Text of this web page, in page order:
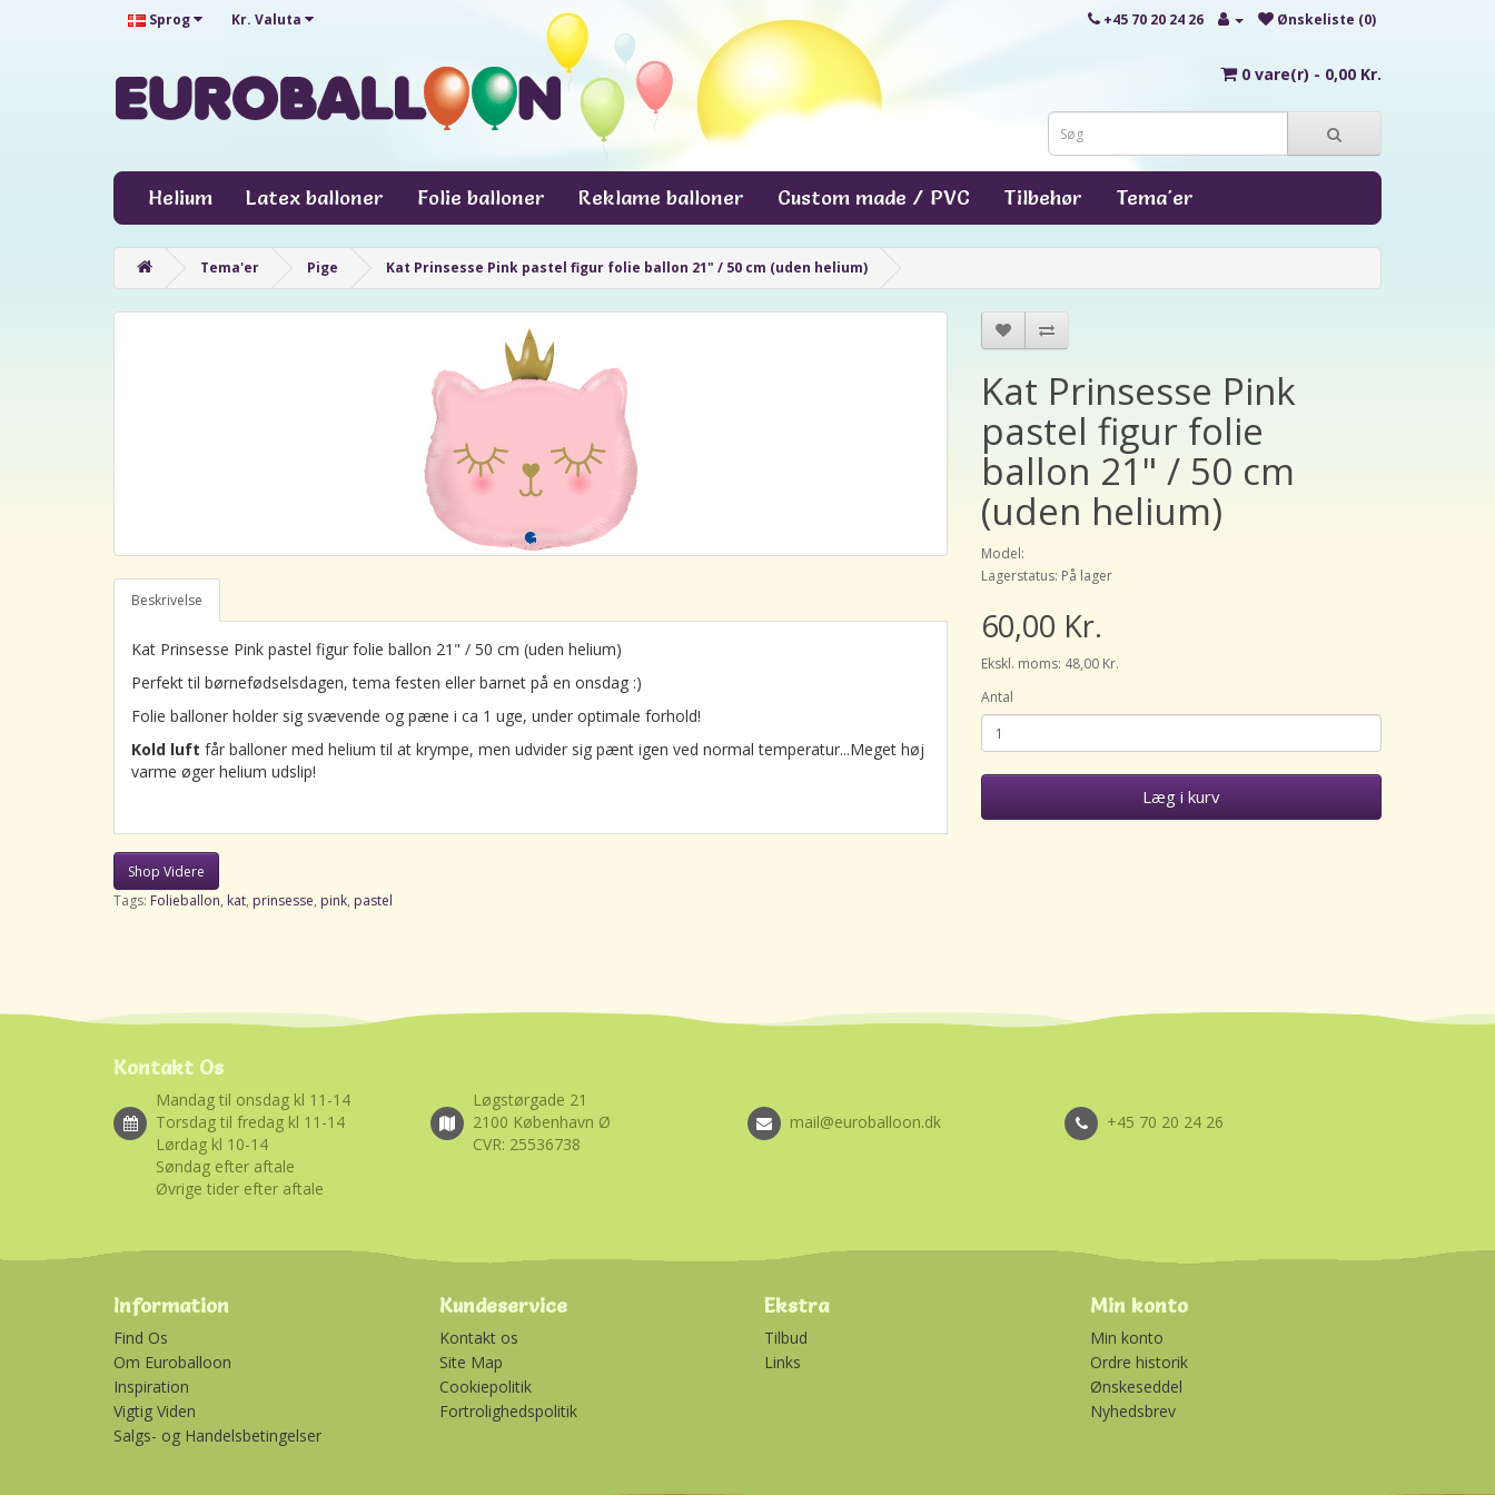
Sprog Kr. Valuta +45 70 20 24 26 Ønskeliste (0)
0 vare(r) - 0,00 Kr.
Helium Latex balloner Folie balloner Reklame balloner Custom made / PVC Tilbehør Tema'er
Tema'er Pige Kat Prinsesse Pink pastel figur folie ballon 21" / 50 cm (uden helium)
Beskrivelse
Kat Prinsesse Pink pastel figur folie ballon 21" / 50 cm (uden helium)
Perfekt til børnefødselsdagen, tema festen eller barnet på en onsdag :)
Folie balloner holder sig svævende og pæne i ca 1 uge, under optimale forhold!
Kold luft får balloner med helium til at krympe, men udvider sig pænt igen ved normal temperatur...Meget høj
varme øger helium udslip!
Shop Videre
Kat Prinsesse Pink
pastel figur folie
ballon 21" / 50 cm
(uden helium)
Model:
Lagerstatus: På lager
60,00 Kr.
Ekskl. moms: 48,00 Kr.
Antal
Læg i kurv
Tags: Folieballon, kat, prinsesse, pink, pastel
Kontakt Os
Mandag til onsdag kl 11-14
Torsdag til fredag kl 11-14
Lørdag kl 10-14
Søndag efter aftale
Øvrige tider efter aftale
Løgstørgade 21
2100 København Ø
CVR: 25536738
mail@euroballoon.dk +45 70 20 24 26
Information
Find Os
Om Euroballoon
Inspiration
Vigtig Viden
Salgs- og Handelsbetingelser
Kundeservice
Kontakt os
Site Map
Cookiepolitik
Fortrolighedspolitik
Ekstra
Tilbud
Links
Min konto
Min konto
Ordre historik
Ønskeseddel
Nyhedsbrev